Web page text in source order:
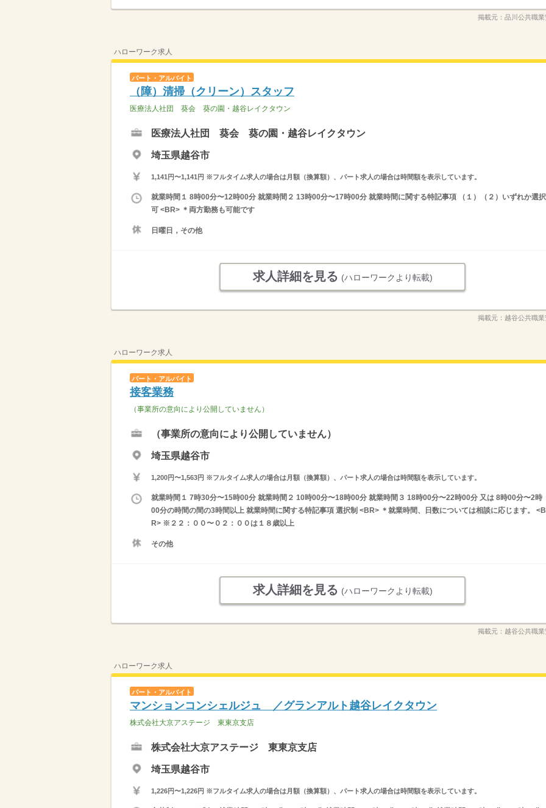
掲載元： 品川公共職
ハローワーク求人
パート・アルバイト
（障）清掃（クリーン）スタッフ
医療法人社団 葵会 葵の園・越谷レイクタウン
医療法人社団 葵会 葵の園・越谷レイクタウン
埼玉県越谷市
1,141円〜1,141円 ※フルタイム求人の場合は月額（換算額）、パート求人の場合は時間額を表示しています。
就業時間１ 8時00分〜12時00分 就業時間２ 13時00分〜17時00分 就業時間に関する特記事項 （１）（２）いずれか選択
可 <BR> ＊両方勤務も可能です
日曜日，その他
求人詳細を見る (ハローワークより転載)
掲載元： 越谷公共職
ハローワーク求人
パート・アルバイト
接客業務
（事業所の意向により公開していません）
（事業所の意向により公開していません）
埼玉県越谷市
1,200円〜1,563円 ※フルタイム求人の場合は月額（換算額）、パート求人の場合は時間額を表示しています。
就業時間１ 7時30分〜15時00分 就業時間２ 10時00分〜18時00分 就業時間３ 18時00分〜22時00分 又は 8時00分〜2時
00分の時間の間の3時間以上 就業時間に関する特記事項 選択制 <BR> ＊就業時間、日数については相談に応じます。 <B
R> ※２２：００〜０２：００は１８歳以上
その他
求人詳細を見る (ハローワークより転載)
掲載元： 越谷公共職
ハローワーク求人
パート・アルバイト
マンションコンシェルジュ ／グランアルト越谷レイクタウン
株式会社大京アステージ 東東京支店
株式会社大京アステージ 東東京支店
埼玉県越谷市
1,226円〜1,226円 ※フルタイム求人の場合は月額（換算額）、パート求人の場合は時間額を表示しています。